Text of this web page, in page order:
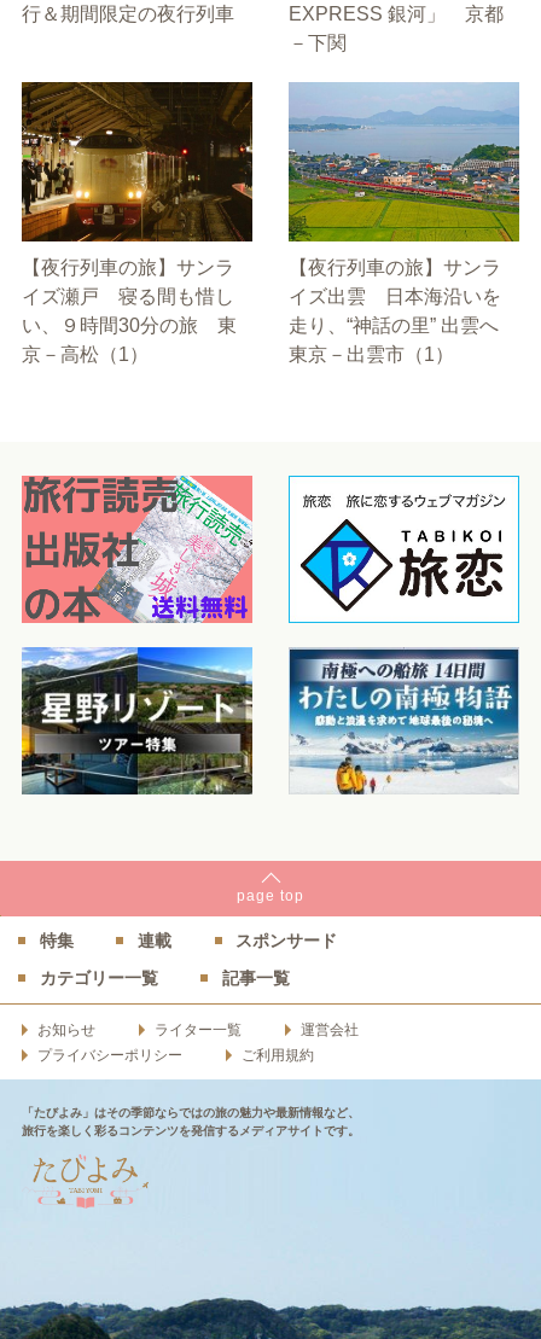
行＆期間限定の夜行列車
EXPRESS 銀河」 京都
－下関
【夜行列車の旅】サンラ
イズ瀬戸 寝る間も惜し
い、９時間30分の旅 東
京－高松（1）
【夜行列車の旅】サンラ
イズ出雲 日本海沿いを
走り、“神話の里” 出雲へ
東京－出雲市（1）
page top
特集 連載
スポンサード
カテゴリー一覧
記事一覧
お知らせ ライター一覧
運営会社
プライバシーポリシー
ご利用規約
「たびよみ」はその季節ならではの旅の魅力や最新情報など、
旅行を楽しく彩るコンテンツを発信するメディアサイトです。